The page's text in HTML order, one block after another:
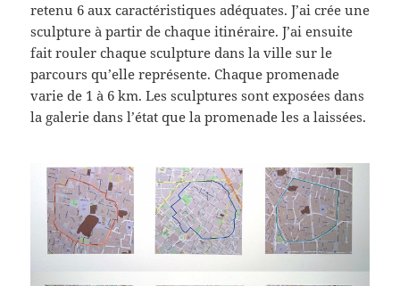
retenu 6 aux caractéristiques adéquates. J’ai crée une
sculpture à partir de chaque itinéraire. J’ai ensuite
fait rouler chaque sculpture dans la ville sur le
parcours qu’elle représente. Chaque promenade
varie de 1 à 6 km. Les sculptures sont exposées dans
la galerie dans l’état que la promenade les a laissées.